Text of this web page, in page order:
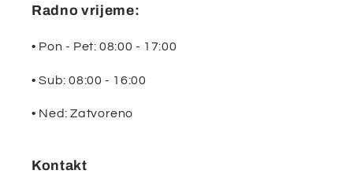
Radno vrijeme:
• Pon - Pet: 08:00 - 17:00
• Sub: 08:00 - 16:00
• Ned: Zatvoreno
Kontakt